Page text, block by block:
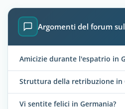
Argomenti del forum
Amicizie durante l'espatrio in
Struttura della retribuzione in
Vi sentite felici in Germania?